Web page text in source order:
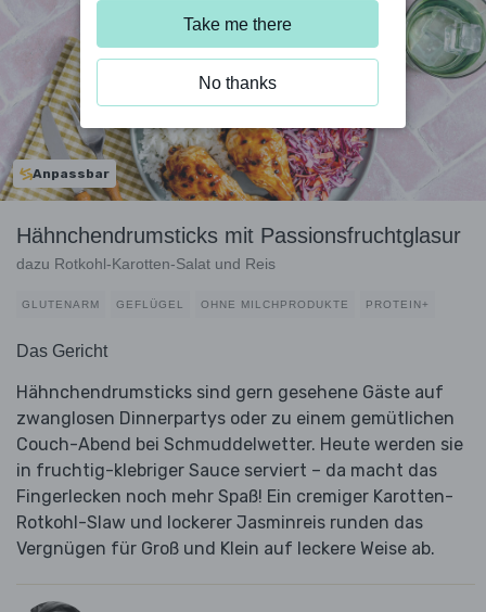
Anpassbar
Hähnchendrumsticks mit Passionsfruchtglasur
dazu Rotkohl-Karotten-Salat und Reis
GLUTENARM GEFLÜGEL OHNE MILCHPRODUKTE PROTEIN+
Das Gericht
Hähnchendrumsticks sind gern gesehene Gäste auf
zwanglosen Dinnerpartys oder zu einem gemütlichen
Couch-Abend bei Schmuddelwetter. Heute werden sie
in fruchtig-klebriger Sauce serviert – da macht das
Fingerlecken noch mehr Spaß! Ein cremiger Karotten-
Rotkohl-Slaw und lockerer Jasminreis runden das
Vergnügen für Groß und Klein auf leckere Weise ab.
Take me there
No thanks